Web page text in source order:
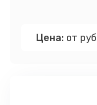
Цена: от